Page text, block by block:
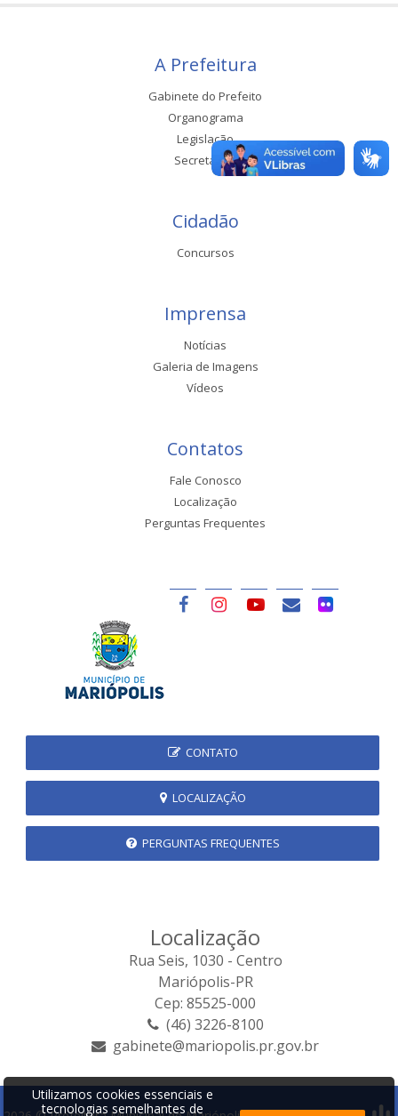
A Prefeitura
Gabinete do Prefeito
Organograma
Legislação
Secretarias
Cidadão
Concursos
Imprensa
Notícias
Galeria de Imagens
Vídeos
Contatos
Fale Conosco
Localização
Perguntas Frequentes
CONTATO
LOCALIZAÇÃO
PERGUNTAS FREQUENTES
Localização
Rua Seis, 1030 - Centro
Mariópolis-PR
Cep: 85525-000
(46) 3226-8100
gabinete@mariopolis.pr.gov.br
Utilizamos cookies essenciais e
tecnologias semelhantes de